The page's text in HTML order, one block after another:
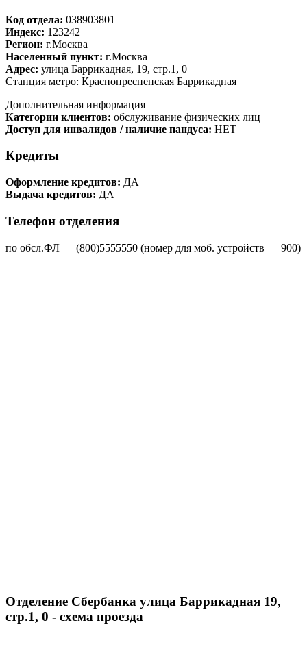
Код отдела: 038903801
Индекс: 123242
Регион: г.Москва
Населенный пункт: г.Москва
Адрес: улица Баррикадная, 19, стр.1, 0
Станция метро: Краснопресненская Баррикадная
Дополнительная информация
Категории клиентов: обслуживание физических лиц
Доступ для инвалидов / наличие пандуса: НЕТ
Кредиты
Оформление кредитов: ДА
Выдача кредитов: ДА
Телефон отделения
по обсл.ФЛ — (800)5555550 (номер для моб. устройств — 900)
Отделение Сбербанка улица Баррикадная 19,
стр.1, 0 - схема проезда